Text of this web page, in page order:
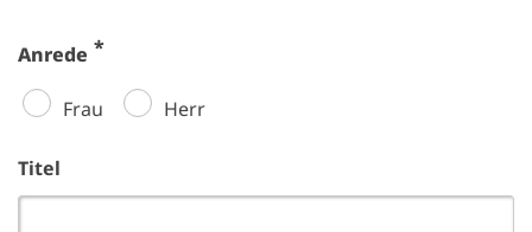
Anrede
Frau Herr
Titel